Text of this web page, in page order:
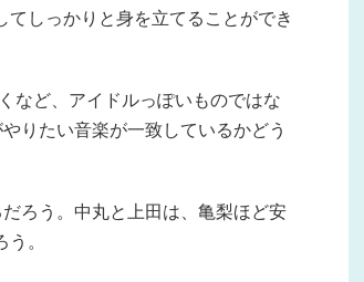
しっかりと身を立てることができ
など、アイドルっぽいものではな
りたい音楽が一致しているかどう
ろう。中丸と上田は、亀梨ほど安
。